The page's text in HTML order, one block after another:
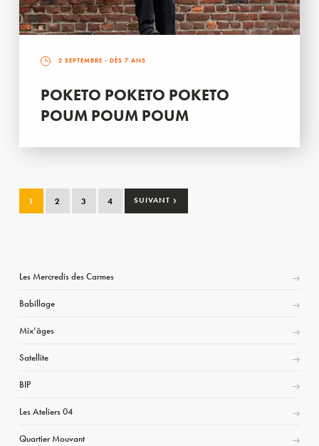
2 SEPTEMBRE - DÈS 7 ANS
POKETO POKETO POKETO
POUM POUM POUM
1 2 3 4 SUIVANT ›
Les Mercredis des Carmes
Babillage
Mix’âges
Satellite
BIP
Les Ateliers 04
Quartier Mouvant